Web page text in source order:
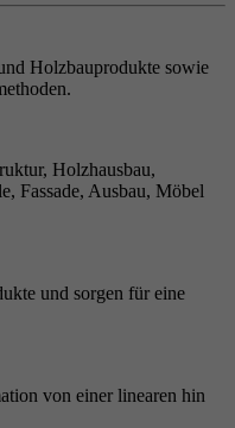
Holzbauprodukte sowie
Holzhausbau,
Fassade, Ausbau, Möbel
und sorgen für eine
von einer linearen hin